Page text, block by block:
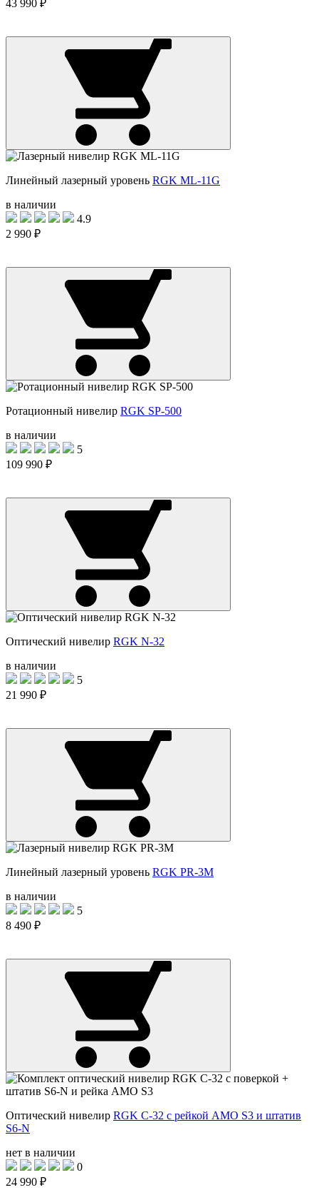
43 990 ₽
Линейный лазерный уровень RGK ML-11G
в наличии
4.9
2 990 ₽
Ротационный нивелир RGK SP-500
в наличии
5
109 990 ₽
Оптический нивелир RGK N-32
в наличии
5
21 990 ₽
Линейный лазерный уровень RGK PR-3M
в наличии
5
8 490 ₽
Оптический нивелир RGK C-32 с рейкой AMO S3 и штатив
S6-N
нет в наличии
0
24 990 ₽